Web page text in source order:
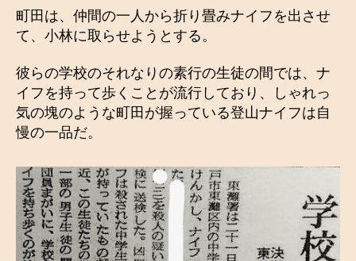
町田は、仲間の一人から折り畳みナイフを出させ
て、小林に取らせようとする。
彼らの学校のそれなりの素行の生徒の間では、ナ
イフを持って歩くことが流行しており、しゃれっ
気の塊のような町田が握っている登山ナイフは自
慢の一品だ。